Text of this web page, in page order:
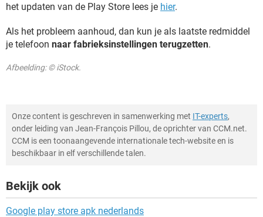
het updaten van de Play Store lees je hier.
Als het probleem aanhoud, dan kun je als laatste redmiddel
je telefoon naar fabrieksinstellingen terugzetten.
Afbeelding: © iStock.
Onze content is geschreven in samenwerking met IT-experts,
onder leiding van Jean-François Pillou, de oprichter van CCM.net.
CCM is een toonaangevende internationale tech-website en is
beschikbaar in elf verschillende talen.
Bekijk ook
Google play store apk nederlands